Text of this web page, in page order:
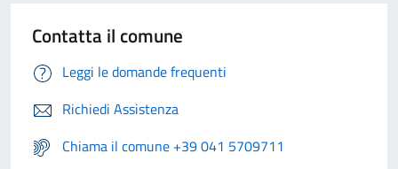
Contatta il comune
Leggi le domande frequenti
Richiedi Assistenza
Chiama il comune +39 041 5709711